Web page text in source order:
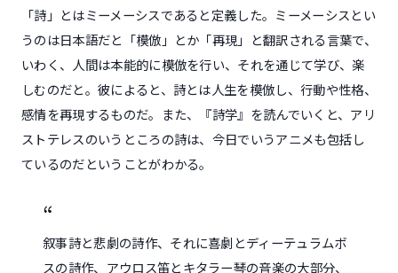
「詩」とはミーメーシスであると定義した。ミーメーシスとい
うのは日本語だと「模倣」とか「再現」と翻訳される言葉で、
いわく、人間は本能的に模倣を行い、それを通じて学び、楽
しむのだと。彼によると、詩とは人生を模倣し、行動や性格、
感情を再現するものだ。また、『詩学』を読んでいくと、アリ
ストテレスのいうところの詩は、今日でいうアニメも包括し
ているのだということがわかる。
叙事詩と悲劇の詩作、それに喜劇とディーテュラムボ
スの詩作、アウロス笛とキタラー琴の音楽の大部分、